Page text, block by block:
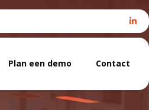
Plan een demo Contact